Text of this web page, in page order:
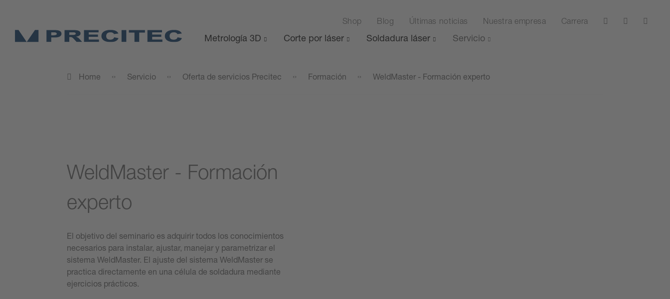
Shop Blog Últimas noticias Nuestra empresa Carrera
Metrología 3D Corte por láser Soldadura láser Servicio
Home Servicio Oferta de servicios Precitec Formación WeldMaster - Formación experto
WeldMaster - Formación
experto
El objetivo del seminario es adquirir todos los conocimientos
necesarios para instalar, ajustar, manejar y parametrizar el
sistema WeldMaster. El ajuste del sistema WeldMaster se
practica directamente en una célula de soldadura mediante
ejercicios prácticos.